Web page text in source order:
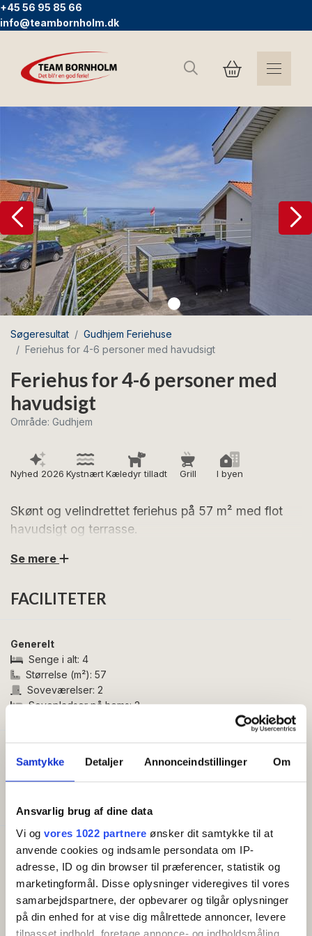
Samtykke Detaljer Annonceindstillinger Om
Ansvarlig brug af dine data
Vi og vores 1022 partnere ønsker dit samtykke til at
anvende cookies og indsamle persondata om IP-
adresse, ID og din browser til præferencer, statistik og
marketingformål. Disse oplysninger videregives til vores
samarbejdspartnere, der opbevarer og tilgår oplysninger
på din enhed for at vise dig målrettede annoncer, levere
tilpasset indhold, foretage annonce- og indholdsmåling,
+45 56 95 85 66
info@teambornholm.dk
Søg
Søgeresultat
Gudhjem Feriehuse
Feriehus for 4-6 personer med havudsigt
Feriehus for 4-6 personer med
havudsigt
Område: Gudhjem
Nyhed 2026 KystnærtKæledyr tilladt Grill I byen
Skønt og velindrettet feriehus på 57 m² med flot
havudsigt og terrasse.
Glæd dig til dejlige feriedage i dette flotte feriehus med
klipperne.
Indgang via rummelig entré, som fører til badeværelse,
et af soveværelserne og husets skønne opholdsrum.
Badeværelset er indrettet med bruseniche, toilet,
håndvask samt vaskemaskine og tørretumbler. Det
rummelige opholdsrum har et veludstyret køkken med
opvaskemaskine, spiseplads, sofa, tv med Chromecast
og udgang til træterrasse med havemøbler,
formiddagssol og en fantastisk havudsigt.
indrettet med to enkeltsenge og det andet med
dobbeltseng og udgang til terrassen. Fra
opholdsrummet er der opgang til en hyggelig hems
med yderligere to sovepladser, som egner sig bedst til
større børn og teenagere.
Huset opvarmes med varmepumpe.
Se mere
FACILITETER
Generelt
Senge i alt: 4
Størrelse (m²): 57
Soveværelser: 2
Sovepladser på hems: 2
Check ind (tidligst): 16:00
Check ud (senest): 10:00
Faciliteter
Opvaskemaskine
Vaskemaskine
Altan/terrasse
TV